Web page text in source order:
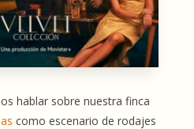
hablar sobre nuestra finca
como escenario de rodajes